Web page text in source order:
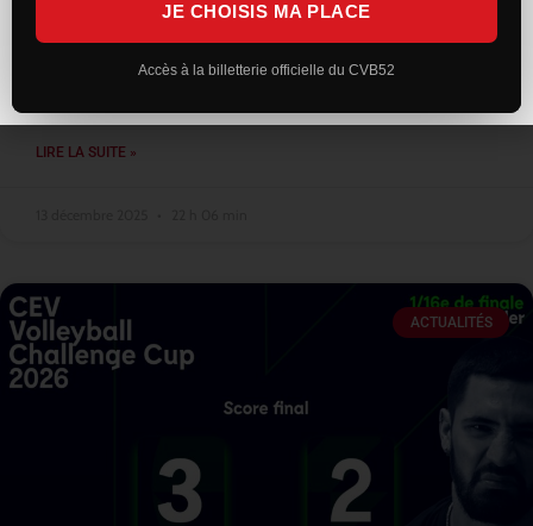
Face au leader montpelliérain, le CVB52 a livré une prestation
sérieuse et engagée. Solides dès l’entame, les Chaumontais ont
su concrétiser leur bon début de match en remportant le
LIRE LA SUITE »
ACTUALITÉS
JE CHOISIS MA PLACE
Accès à la billetterie officielle du CVB52